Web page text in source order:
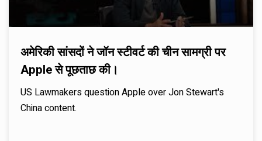
अमेरिकी सांसदों ने जॉन स्टीवर्ट की चीन सामग्री पर
Apple से पूछताछ की।
US Lawmakers question Apple over Jon Stewart's
China content.